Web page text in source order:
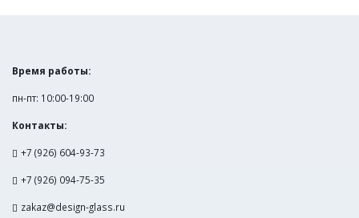
Время работы:
пн-пт: 10:00-19:00
Контакты:
+7 (926) 604-93-73
+7 (926) 094-75-35
zakaz@design-glass.ru